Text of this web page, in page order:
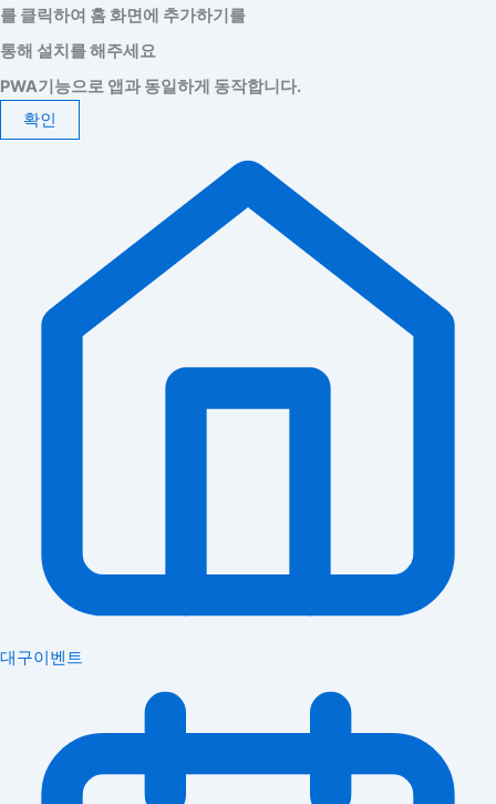
를 클릭하여 홈 화면에 추가하기를
통해 설치를 해주세요
PWA기능으로 앱과 동일하게 동작합니다.
확인
대구이벤트